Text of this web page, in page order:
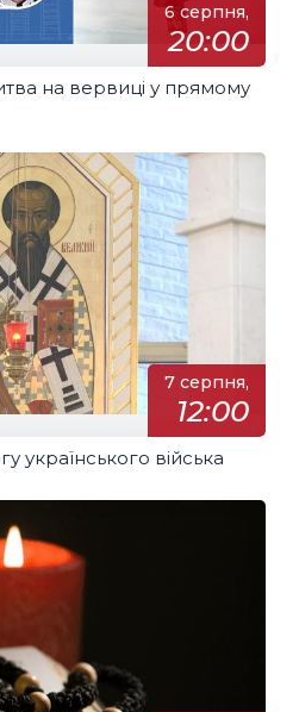
6 серпня,
20:00
на вервиці у прямому
7 серпня,
12:00
українського війська